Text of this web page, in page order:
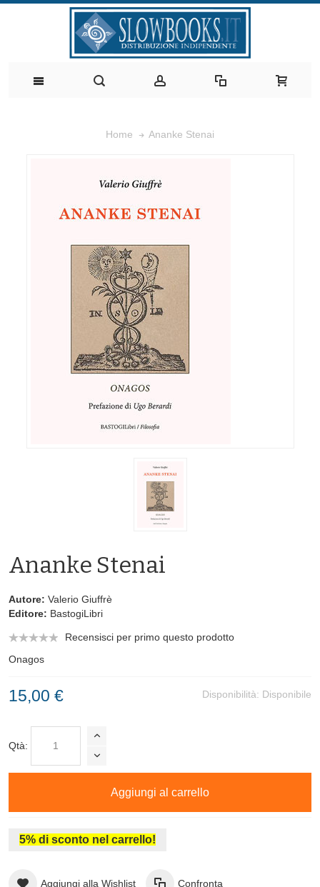
Home Ananke Stenai
Ananke Stenai
Autore: Valerio Giuffrè
Editore: BastogiLibri
Recensisci per primo questo prodotto
Onagos
Disponibilità: Disponibile
15,00 €
Qtà:
Aggiungi al carrello
5% di sconto nel carrello!
Aggiungi alla Wishlist Confronta